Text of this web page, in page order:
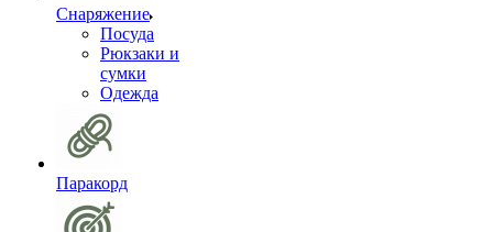
Снаряжение
Посуда
Рюкзаки и
сумки
Одежда
Паракорд